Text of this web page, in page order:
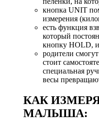
кнопка UNIT
измерения
есть функция
который
кнопку HOLD, и
родители
стоит
специальная
весы
КАК
МАЛЫША: